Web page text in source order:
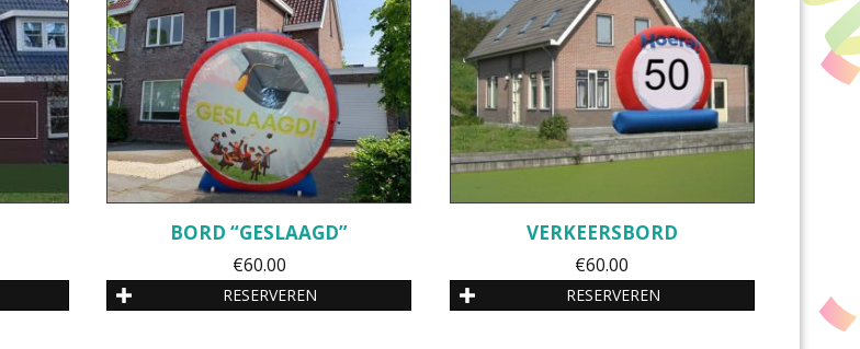
BORD “GESLAAGD”
€60.00
RESERVEREN
VERKEERSBORD
€60.00
RESERVEREN